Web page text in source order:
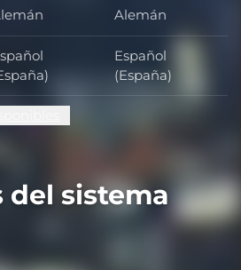
Alemán
Español
(España)
del sistema